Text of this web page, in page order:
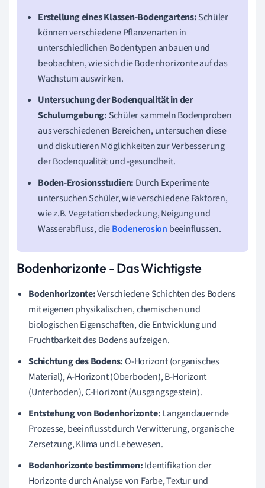
Erstellung eines Klassen-Bodengartens:Schüler
können verschiedene Pflanzenarten in
unterschiedlichen Bodentypen anbauen und
beobachten, wie sich die Bodenhorizonte auf das
Wachstum auswirken.
Untersuchung der Bodenqualität in der
Schulumgebung: Schüler sammeln Bodenproben
aus verschiedenen Bereichen, untersuchen diese
und diskutieren Möglichkeiten zur Verbesserung
der Bodenqualität und -gesundheit.
Boden-Erosionsstudien: Durch Experimente
untersuchen Schüler, wie verschiedene Faktoren,
wie z.B. Vegetationsbedeckung, Neigung und
Wasserabfluss, dieBodenerosion beeinflussen.
Bodenhorizonte - Das Wichtigste
Bodenhorizonte:Verschiedene Schichten des Bodens
mit eigenen physikalischen, chemischen und
biologischen Eigenschaften, die Entwicklung und
Fruchtbarkeit des Bodens aufzeigen.
Schichtung des Bodens:O-Horizont (organisches
Material), A-Horizont (Oberboden), B-Horizont
(Unterboden), C-Horizont (Ausgangsgestein).
Entstehung von Bodenhorizonte:Langandauernde
Prozesse, beeinflusst durch Verwitterung, organische
Zersetzung, Klima und Lebewesen.
Bodenhorizonte bestimmen:Identifikation der
Horizonte durch Analyse von Farbe, Textur und